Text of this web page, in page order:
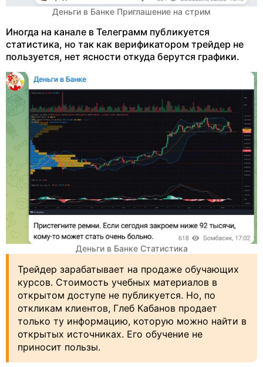
Деньги в Банке Приглашение на стрим
Иногда на канале в Телеграмм публикуется
статистика, но так как верификатором трейдер не
пользуется, нет ясности откуда берутся графики.
Деньги в Банке Статистика
Трейдер зарабатывает на продаже обучающих
курсов. Стоимость учебных материалов в
открытом доступе не публикуется. Но, по
откликам клиентов, Глеб Кабанов продает
только ту информацию, которую можно найти в
открытых источниках. Его обучение не
приносит пользы.